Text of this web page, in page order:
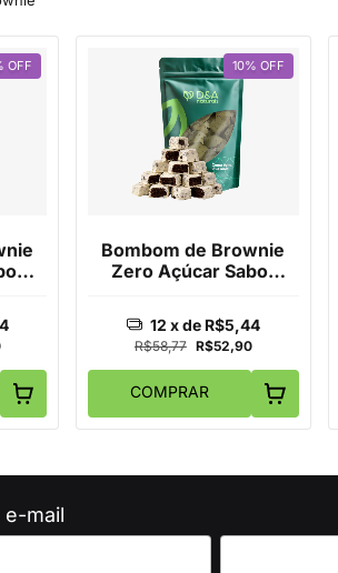
OFF 10% OFF
Bombom de Brownie
Zero Açúcar Sabor
250g
R$58,77 R$52,90
12 x de R$5,44
COMPRAR
e-mail